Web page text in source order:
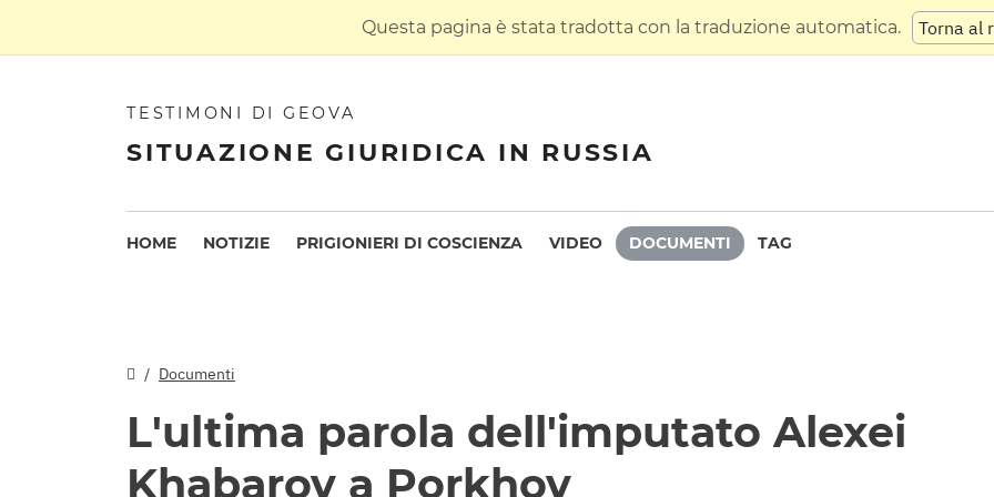
Questa pagina è stata tradotta con la traduzione automatica. Torna al
TESTIMONI DI GEOVA
SITUAZIONE GIURIDICA IN RUSSIA
HOME NOTIZIE PRIGIONIERI DI COSCIENZA VIDEO DOCUMENTI TAG
Documenti
L'ultima parola dell'imputato Alexei
Khabarov a Porkhov